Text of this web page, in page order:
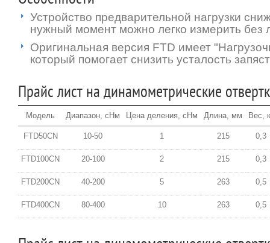
Устройство предварительной нагрузки
нужный момент можно легко измерить без
Оригинальная версия FTD имеет
который помогает снизить усталость
Прайс лист на динамометрические
Модель Диапазон, сНм Цена деления, сНм Длина, мм Вес,
FTD50CN 10-50 1 215 0,3
FTD100CN 20-100 2 215 0,3
FTD200CN 40-200 5 263 0,5
FTD400CN 80-400 10 263 0,5